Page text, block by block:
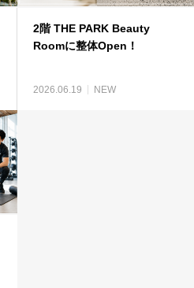
2階 THE PARK Beauty
Roomに整体Open！
2026.06.19 NEW